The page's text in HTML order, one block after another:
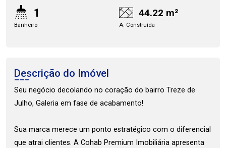
1
Banheiro
44.22 m²
A. Construída
Descrição do Imóvel
Seu negócio decolando no coração do bairro Treze de
Julho, Galeria em fase de acabamento!
Sua marca merece um ponto estratégico com o diferencial
que atrai clientes. A Cohab Premium Imobiliária apresenta